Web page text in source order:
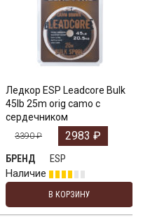
Ледкор ESP Leadcore Bulk
45lb 25m orig camo с
сердечником
3390₽ 2983 ₽
БРЕНД
ESP
Наличие
В КОРЗИНУ